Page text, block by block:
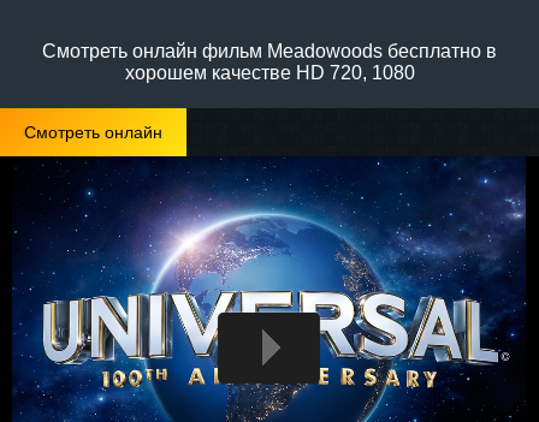
Смотреть онлайн фильм Meadowoods бесплатно в
хорошем качестве HD 720, 1080
Смотреть онлайн